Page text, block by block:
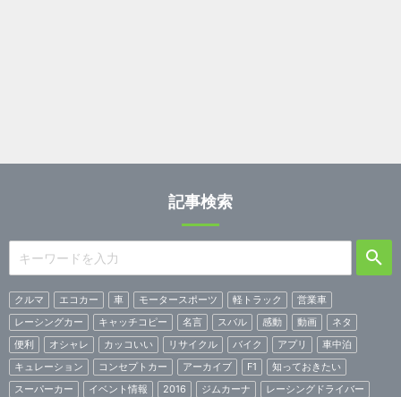
記事検索
クルマ エコカー 車 モータースポーツ 軽トラック
営業車
レーシングカー
キャッチコピー 名言 スバル 感動 動画
ネタ
便利
オシャレ カッコいい リサイクル バイク アプリ
車中泊
キュレーション
コンセプトカー アーカイブ F1
知っておきたい
スーパーカー
イベント情報 2016 ジムカーナ
レーシングドライバー